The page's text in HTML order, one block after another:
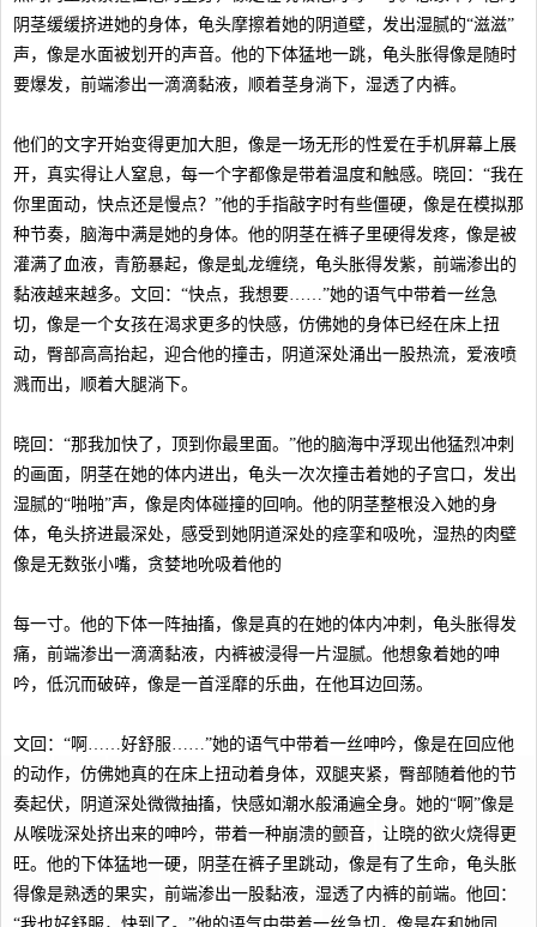
阴茎缓缓挤进她的身体，龟头摩擦着她的阴道壁，发出湿腻的“滋滋”
声，像是水面被划开的声音。他的下体猛地一跳，龟头胀得像是随时
要爆发，前端渗出一滴滴黏液，顺着茎身淌下，湿透了内裤。
他们的文字开始变得更加大胆，像是一场无形的性爱在手机屏幕上展
开，真实得让人窒息，每一个字都像是带着温度和触感。晓回：“我在
你里面动，快点还是慢点？”他的手指敲字时有些僵硬，像是在模拟那
种节奏，脑海中满是她的身体。他的阴茎在裤子里硬得发疼，像是被
灌满了血液，青筋暴起，像是虬龙缠绕，龟头胀得发紫，前端渗出的
黏液越来越多。文回：“快点，我想要……”她的语气中带着一丝急
切，像是一个女孩在渴求更多的快感，仿佛她的身体已经在床上扭
动，臀部高高抬起，迎合他的撞击，阴道深处涌出一股热流，爱液喷
溅而出，顺着大腿淌下。
晓回：“那我加快了，顶到你最里面。”他的脑海中浮现出他猛烈冲刺
的画面，阴茎在她的体内进出，龟头一次次撞击着她的子宫口，发出
湿腻的“啪啪”声，像是肉体碰撞的回响。他的阴茎整根没入她的身
体，龟头挤进最深处，感受到她阴道深处的痉挛和吸吮，湿热的肉壁
像是无数张小嘴，贪婪地吮吸着他的
每一寸。他的下体一阵抽搐，像是真的在她的体内冲刺，龟头胀得发
痛，前端渗出一滴滴黏液，内裤被浸得一片湿腻。他想象着她的呻
吟，低沉而破碎，像是一首淫靡的乐曲，在他耳边回荡。
文回：“啊……好舒服……”她的语气中带着一丝呻吟，像是在回应他
的动作，仿佛她真的在床上扭动着身体，双腿夹紧，臀部随着他的节
奏起伏，阴道深处微微抽搐，快感如潮水般涌遍全身。她的“啊”像是
从喉咙深处挤出来的呻吟，带着一种崩溃的颤音，让晓的欲火烧得更
旺。他的下体猛地一硬，阴茎在裤子里跳动，像是有了生命，龟头胀
得像是熟透的果实，前端渗出一股黏液，湿透了内裤的前端。他回：